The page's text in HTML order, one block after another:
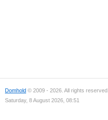
Domhold © 2009 - 2026. All rights reserved.
Saturday, 8 August 2026, 08:51